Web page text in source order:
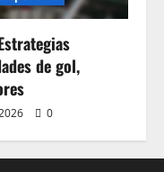
de gol,
0